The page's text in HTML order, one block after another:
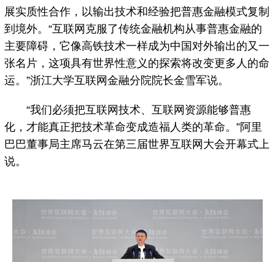
展实质性合作，以输出技术和经验把普惠金融模式复制
到境外。“互联网克服了传统金融机构从事普惠金融的
主要障碍，它像高铁技术一样成为中国对外输出的又一
张名片，这项具有世界性意义的探索将改变更多人的命
运。”浙江大学互联网金融分院院长金雪军说。
“我们必须把互联网技术、互联网资源能够普惠
化，才能真正把技术革命变成造福人类的革命。”阿里
巴巴董事局主席马云在第三届世界互联网大会开幕式上
说。